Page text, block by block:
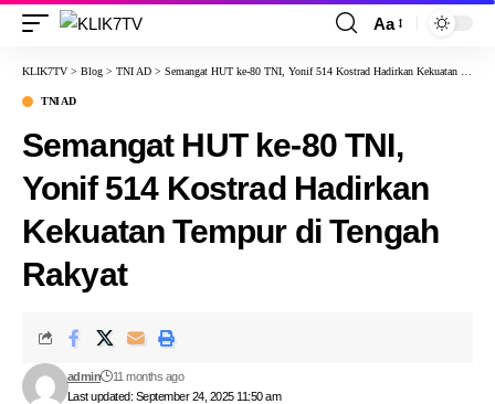
Aa
KLIK7TV > Blog > TNI AD > Semangat HUT ke-80 TNI, Yonif 514 Kostrad Hadirkan Kekuatan Tempur di Tengah Rakyat
TNI AD
Semangat HUT ke-80 TNI,
Yonif 514 Kostrad Hadirkan
Kekuatan Tempur di Tengah
Rakyat
Last updated: September 24, 2025 11:50 am
admin 11 months ago